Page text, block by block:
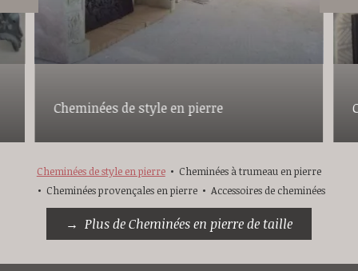
Cheminées de style en pierre
Cheminées de style en pierre
Cheminées à trumeau en pierre
Cheminées provençales en pierre
Accessoires de cheminées
Plus de Cheminées en pierre de taille